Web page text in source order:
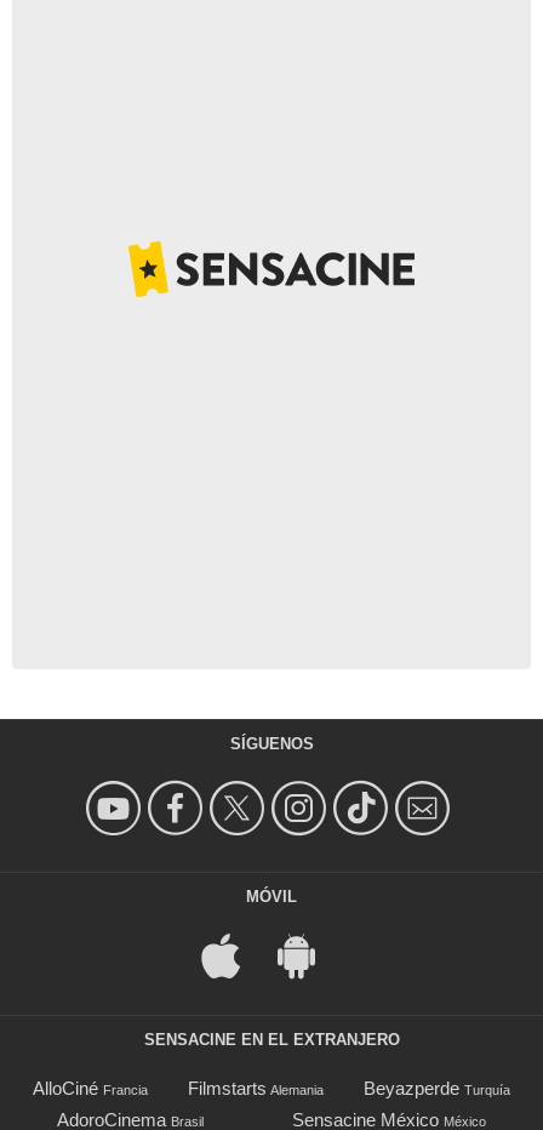
SÍGUENOS
MÓVIL
SENSACINE EN EL EXTRANJERO
AlloCiné Francia Filmstarts Alemania Beyazperde Turquía
AdoroCinema Brasil Sensacine México México